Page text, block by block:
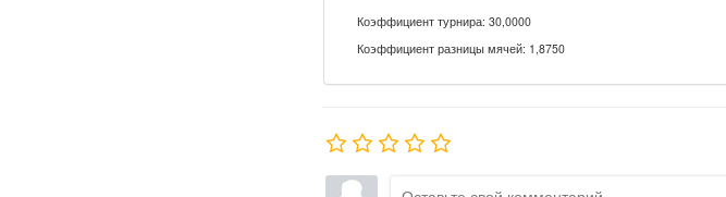
Коэффициент турнира: 30,0000
Коэффициент разницы мячей: 1,8750